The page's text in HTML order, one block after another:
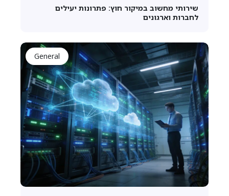
שירותי מחשוב במיקור חוץ: פתרונות יעילים
לחברות וארגונים
General